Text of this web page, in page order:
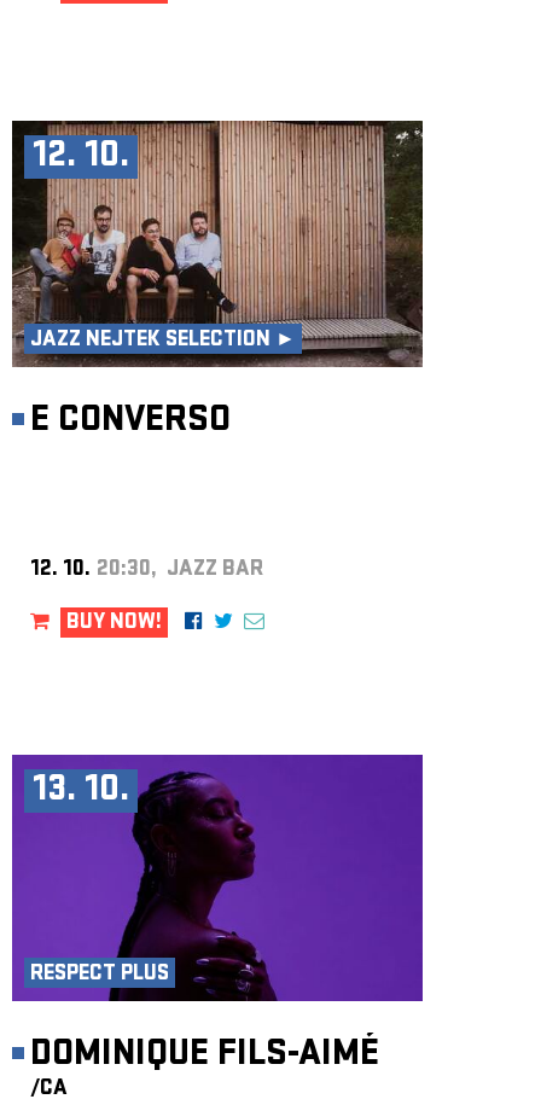
12. 10.
JAZZ NEJTEK SELECTION ►
E CONVERSO
12. 10. 20:30, JAZZ BAR
BUY NOW!
13. 10.
RESPECT PLUS
DOMINIQUE FILS-AIMÉ
/CA